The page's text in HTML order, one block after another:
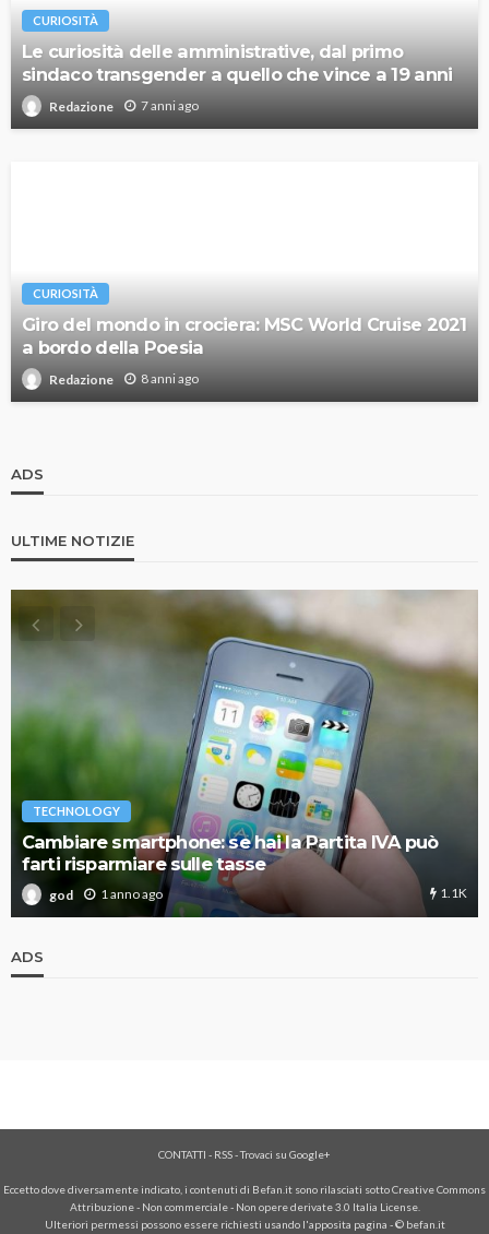
CURIOSITÀ
Le curiosità delle amministrative, dal primo
sindaco transgender a quello che vince a 19 anni
Redazione 7 anni ago
CURIOSITÀ
Giro del mondo in crociera: MSC World Cruise 2021
a bordo della Poesia
Redazione 8 anni ago
ADS
ULTIME NOTIZIE
TECHNOLOGY
Cambiare smartphone: se hai la Partita IVA può
farti risparmiare sulle tasse
god 1 anno ago 1.1K
ADS
CONTATTI - RSS-Trovaci su Google+
Eccetto dove diversamente indicato, i contenuti di Befan.it sono rilasciati sotto Creative Commons
Attribuzione - Non commerciale - Non opere derivate 3.0 Italia License.
Ulteriori permessi possono essere richiesti usando l'apposita pagina - © befan.it